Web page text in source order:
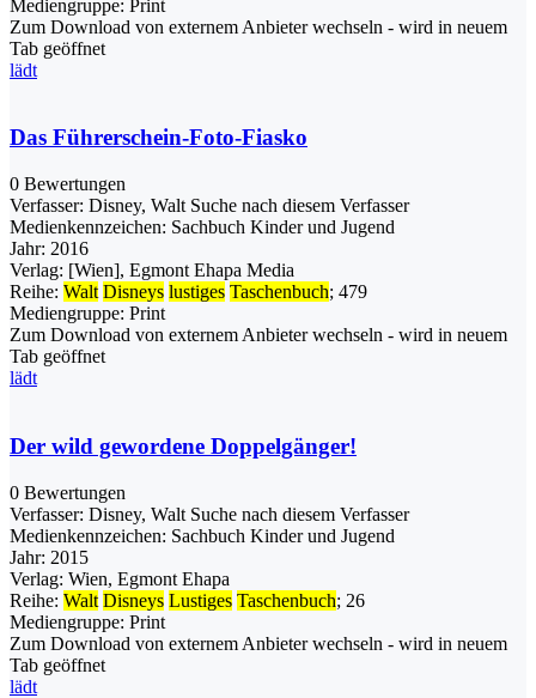
Mediengruppe: Print
Zum Download von externem Anbieter wechseln - wird in neuem
Tab geöffnet
lädt
Das Führerschein-Foto-Fiasko
0 Bewertungen
Verfasser: Disney, Walt Suche nach diesem Verfasser
Medienkennzeichen: Sachbuch Kinder und Jugend
Jahr: 2016
Verlag: [Wien], Egmont Ehapa Media
Reihe: Walt Disneys lustiges Taschenbuch; 479
Mediengruppe: Print
Zum Download von externem Anbieter wechseln - wird in neuem
Tab geöffnet
lädt
Der wild gewordene Doppelgänger!
0 Bewertungen
Verfasser: Disney, Walt Suche nach diesem Verfasser
Medienkennzeichen: Sachbuch Kinder und Jugend
Jahr: 2015
Verlag: Wien, Egmont Ehapa
Reihe: Walt Disneys Lustiges Taschenbuch; 26
Mediengruppe: Print
Zum Download von externem Anbieter wechseln - wird in neuem
Tab geöffnet
lädt